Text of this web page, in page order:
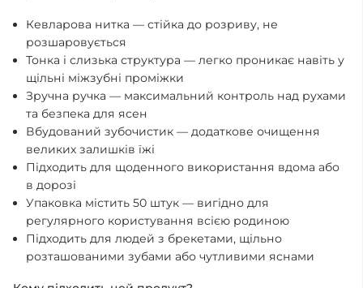
Кевларова нитка — стійка до розриву, не
розшаровується
Тонка і слизька структура — легко проникає навіть у
щільні міжзубні проміжки
Зручна ручка — максимальний контроль над рухами
та безпека для ясен
Вбудований зубочистик — додаткове очищення
великих залишків їжі
Підходить для щоденного використання вдома або
в дорозі
Упаковка містить 50 штук — вигідно для
регулярного користування всією родиною
Підходить для людей з брекетами, щільно
розташованими зубами або чутливими яснами